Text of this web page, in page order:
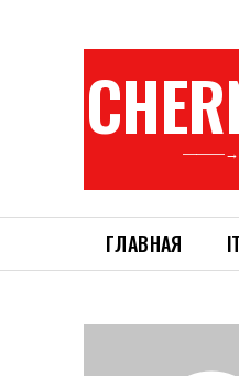
———→
ГЛАВНАЯ